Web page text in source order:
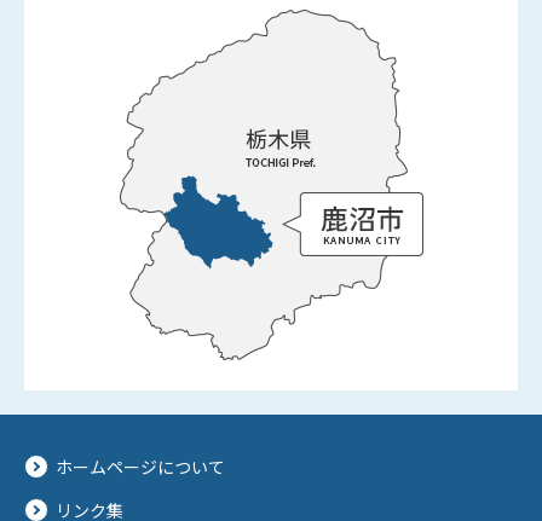
ホームページについて
リンク集